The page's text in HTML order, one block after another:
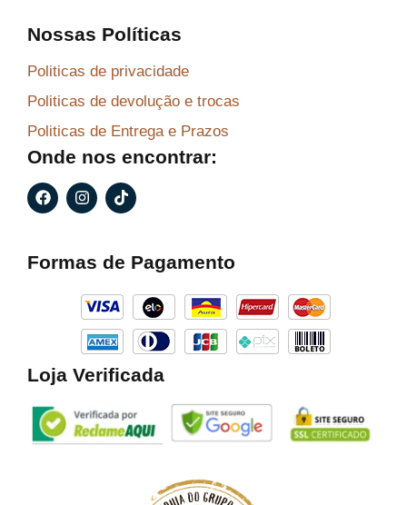
Nossas Políticas
Politicas de privacidade
Politicas de devolução e trocas
Politicas de Entrega e Prazos
Onde nos encontrar:
F
a
c
o
I
n
s
g
a
m
T
i
k
k
Formas de Pagamento
Loja Verificada